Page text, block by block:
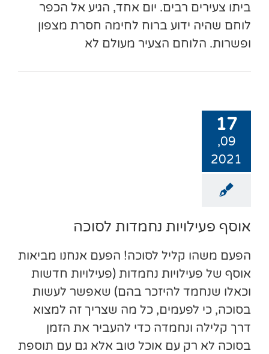
ביתו צעירים רבים. יום אחד, הגיע אל הכפר
לוחם שהיה ידוע ברוח לחימה חסרת מצפון
ופשרות. הלוחם הצעיר מעולם לא
17
09,
2021
אוסף פעילויות נחמדות לסוכה
הפעם משהו קליל לסוכה! הפעם אנחנו מביאות
אוסף של פעילויות נחמדות (פעילויות חדשות
וכאלו שנחמד להיזכר בהם) שאפשר לעשות
בסוכה, כי לפעמים, כל מה שצריך זה למצוא
דרך קלילה ונחמדה כדי להעביר את הזמן
בסוכה לא רק עם אוכל טוב אלא גם עם תוספת